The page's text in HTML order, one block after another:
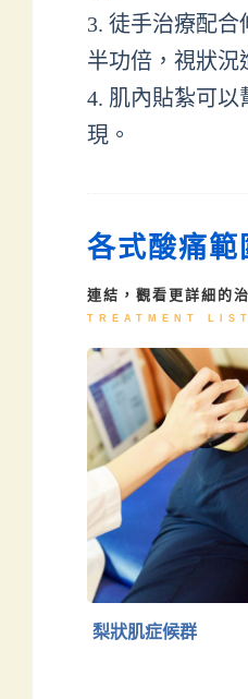
3. 徒手治療配合
半功倍，視狀況
4. 肌內貼紮可以
現。
各式酸痛範
連結，觀看更詳細的
TREATMENT
梨狀
梨狀肌症候群